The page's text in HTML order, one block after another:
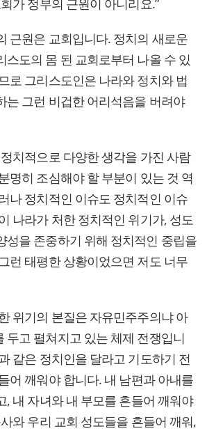
가 정부의 근원이 아니리요.”
근원은 교회입니다. 정치의 새로운
스도의 몸 된 교회로부터 나올 수 있
로 그리스도인은 나라와 정치와 법
는 그런 비겁한 어리석음을 버려야
치적으로 다양한 생각을 가진 사람
명히 조심해야 할 부분이 있는 것 역
나 정치적인 이슈도 정치적인 이슈
나라가 처한 정치적인 위기가, 성도
성을 존중하기 위해 정치적인 중립을
런 태평한 상황이었으면 저도 너무
위기의 본질은 자유민주주의냐 아
두고 펼쳐지고 있는 체제 전쟁입니
같은 정치인을 달라고 기도하기 전
어 깨워야 합니다. 내 남편과 아내를
, 내 자녀와 내 부모를 흔들어 깨워야
와 우리 교회 성도들을 흔들어 깨워,